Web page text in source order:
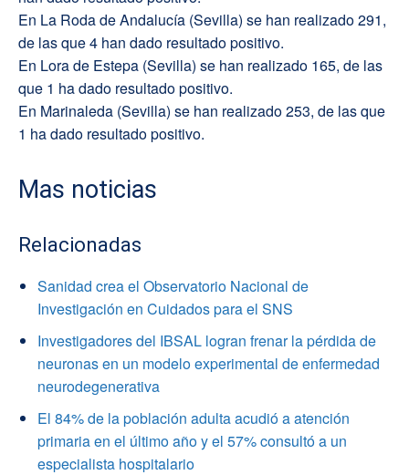
En La Roda de Andalucía (Sevilla) se han realizado 291,
de las que 4 han dado resultado positivo.
En Lora de Estepa (Sevilla) se han realizado 165, de las
que 1 ha dado resultado positivo.
En Marinaleda (Sevilla) se han realizado 253, de las que
1 ha dado resultado positivo.
Mas noticias
Relacionadas
Sanidad crea el Observatorio Nacional de
Investigación en Cuidados para el SNS
Investigadores del IBSAL logran frenar la pérdida de
neuronas en un modelo experimental de enfermedad
neurodegenerativa
El 84% de la población adulta acudió a atención
primaria en el último año y el 57% consultó a un
especialista hospitalario